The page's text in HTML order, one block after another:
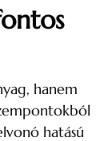
hanem
hatású